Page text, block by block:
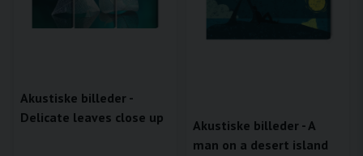
Akustiske billeder -
Delicate leaves close up
Akustiske billeder - A
man on a desert island